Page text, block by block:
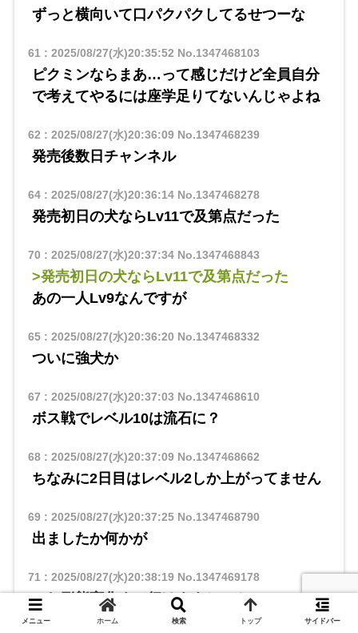
ずっと横向いて口パクパクしてるせつーな
61 : 2025/08/27(水)20:35:52 No.1347468103
ピクミンならまあ…って感じだけど全員自分
で考えてやるには座学足りてないんじゃよね
62 : 2025/08/27(水)20:36:09No.1347468239
発売後数日チャンネル
64: 2025/08/27(水)20:36:14No.1347468278
発売初日の犬ならLv11で及第点だった
70 : 2025/08/27(水)20:37:34No.1347468843
>発売初日の犬ならLv11で及第点だった
あの一人Lv9なんですが
65: 2025/08/27(水)20:36:20 No.1347468332
ついに強犬か
67 : 2025/08/27(水)20:37:03 No.1347468610
ボス戦でレベル10は流石に？
68: 2025/08/27(水)20:37:09No.1347468662
ちなみに2日目はレベル2しか上がってません
69: 2025/08/27(水)20:37:25No.1347468790
出ましたか何かが
71 : 2025/08/27(水)20:38:19No.1347469178
これ形態変化まで行けますか…？
メニュー ホーム 検索 トップ サイドバー